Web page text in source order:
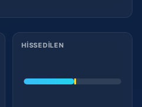
HISSEDILEN